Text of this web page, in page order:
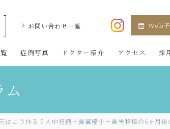
容皮膚科のオザキクリニックLUXE 新宿院（
お問い合わせ一覧 Web
症例写真 ドクター紹介 アクセス 採
はこう作る？人中短縮＋鼻翼縮小＋鼻先移植の6ヶ月後